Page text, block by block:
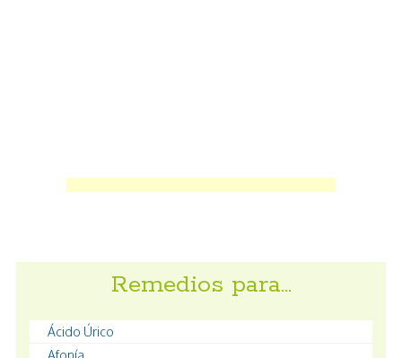
Remedios para…
Ácido Úrico
Afonía